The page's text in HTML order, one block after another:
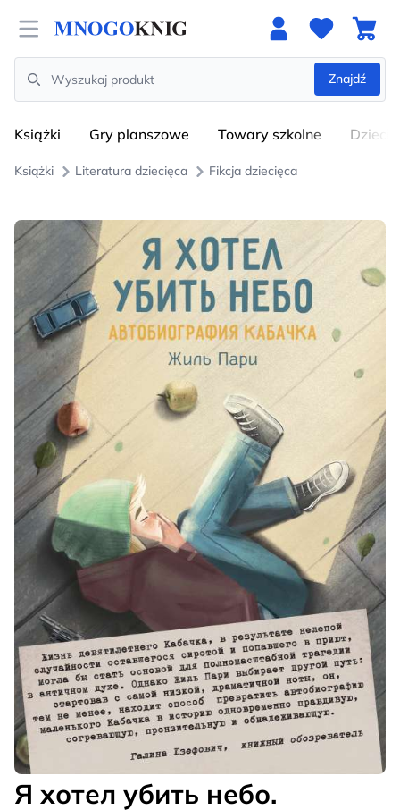
Open menu
Search
Znajdź
Książki Gry planszowe Towary szkolne
Książki Literatura dziecięca Fikcja dziecięca
Я хотел убить небо.